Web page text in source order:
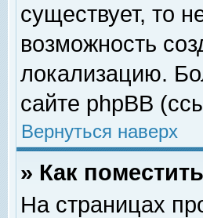
существует, то
возможность
локализацию.
сайте phpBB
Вернуться наверх
» Как
На страницах